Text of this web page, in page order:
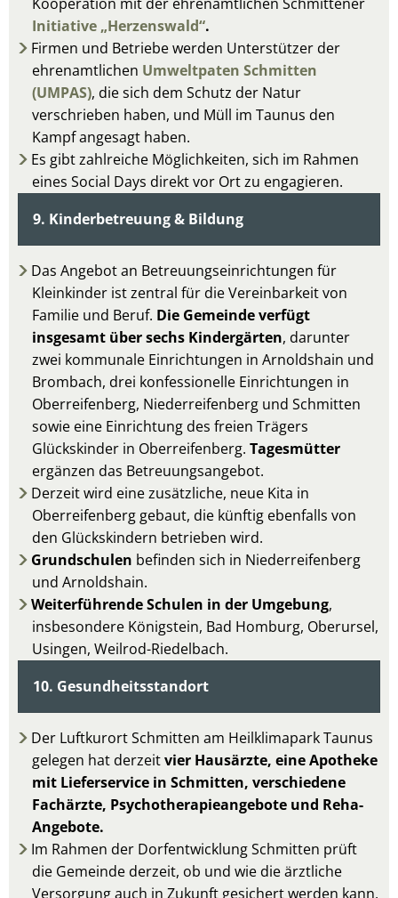
Initiative „Herzenswald“.
Firmen und Betriebe werden Unterstützer der
ehrenamtlichen Umweltpaten Schmitten
(UMPAS), die sich dem Schutz der Natur
verschrieben haben, und Müll im Taunus den
Kampf angesagt haben.
Es gibt zahlreiche Möglichkeiten, sich im Rahmen
eines Social Days direkt vor Ort zu engagieren.
9. Kinderbetreuung & Bildung
Das Angebot an Betreuungseinrichtungen für
Kleinkinder ist zentral für die Vereinbarkeit von
Familie und Beruf. Die Gemeinde verfügt
insgesamt über sechs Kindergärten, darunter
zwei kommunale Einrichtungen in Arnoldshain und
Brombach, drei konfessionelle Einrichtungen in
Oberreifenberg, Niederreifenberg und Schmitten
sowie eine Einrichtung des freien Trägers
Glückskinder in Oberreifenberg. Tagesmütter
ergänzen das Betreuungsangebot.
Derzeit wird eine zusätzliche, neue Kita in
Oberreifenberg gebaut, die künftig ebenfalls von
den Glückskindern betrieben wird.
Grundschulen befinden sich in Niederreifenberg
und Arnoldshain.
Weiterführende Schulen in der Umgebung,
insbesondere Königstein, Bad Homburg, Oberursel,
Usingen, Weilrod-Riedelbach.
10. Gesundheitsstandort
Der Luftkurort Schmitten am Heilklimapark Taunus
gelegen hat derzeitvier Hausärzte, eine Apotheke
mit Lieferservice in Schmitten, verschiedene
Fachärzte, Psychotherapieangebote und Reha-
Angebote.
Im Rahmen der Dorfentwicklung Schmitten prüft
die Gemeinde derzeit, ob und wie die ärztliche
Versorgung auch in Zukunft gesichert werden kann,